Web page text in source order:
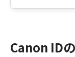
Canon ID